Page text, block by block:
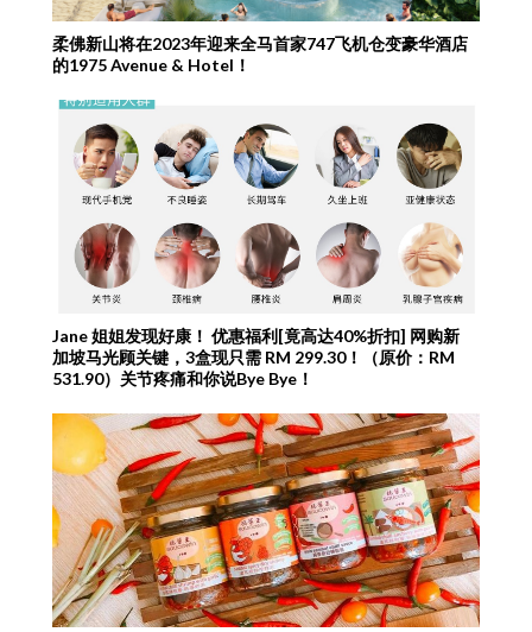
柔佛新山将在2023年迎来全马首家747飞机仓变豪华酒店
的1975 Avenue & Hotel！
Jane 姐姐发现好康！ 优惠福利[竟高达40%折扣] 网购新
加坡马光顾关键，3盒现只需 RM 299.30！（原价：RM
531.90）关节疼痛和你说Bye Bye！